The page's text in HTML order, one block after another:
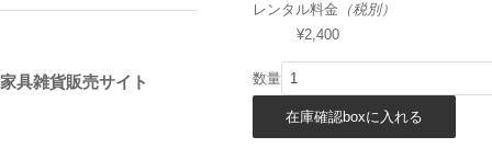
レンタル料金 （税別）
¥2,400
数量
家具雑貨販売サイト